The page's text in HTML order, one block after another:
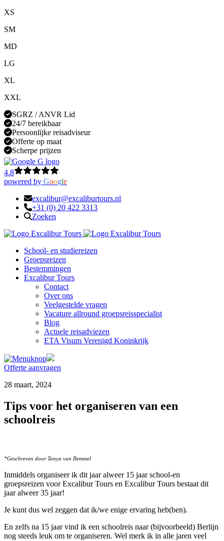
XS
SM
MD
LG
XL
XXL
SGRZ / ANVR Lid
24/7 bereikbaar
Persoonlijke reisadviseur
Offerte op maat
Scherpe prijzen
4.8
powered by Google
excalibur@excaliburtours.nl
+31 (0) 20 422 3313
Zoeken
School- en studiereizen
Groepsreizen
Bestemmingen
Excalibur Tours
Contact
Over ons
Veelgestelde vragen
Vacature allround groepsreisspecialist
Blog
Actuele reisadviezen
ETA Visum Verenigd Koninkrijk
Offerte aanvragen
28 maart, 2024
Tips voor het organiseren van een
schoolreis
*Geschreven door Tanya van Bemmel
Inmiddels organiseer ik dit jaar alweer 15 jaar school-en
groepsreizen voor Excalibur Tours en Excalibur Tours bestaat dit
jaar alweer 35 jaar!
Je kunt dus wel zeggen dat ik/we enige ervaring heb(ben).
En zelfs na 15 jaar vind ik een schoolreis naar (bijvoorbeeld) Berlijn
nog steeds leuk om te organiseren. Wel merk ik in alle jaren veel